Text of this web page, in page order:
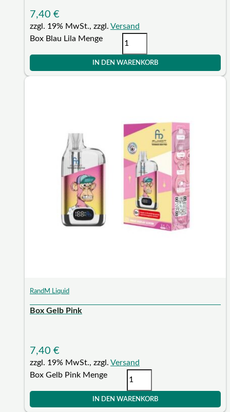
7,40 €
zzgl. 19% MwSt., zzgl. Versand
Box Blau Lila Menge
IN DEN WARENKORB
RandM Liquid
Box Gelb Pink
7,40 €
zzgl. 19% MwSt., zzgl. Versand
Box Gelb Pink Menge
IN DEN WARENKORB